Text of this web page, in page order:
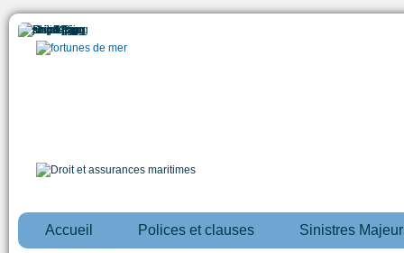
Accueil Polices et clauses Sinistres